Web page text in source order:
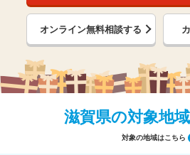
オンライン無料相談する
滋賀県の対象地
対象の地域はこちら